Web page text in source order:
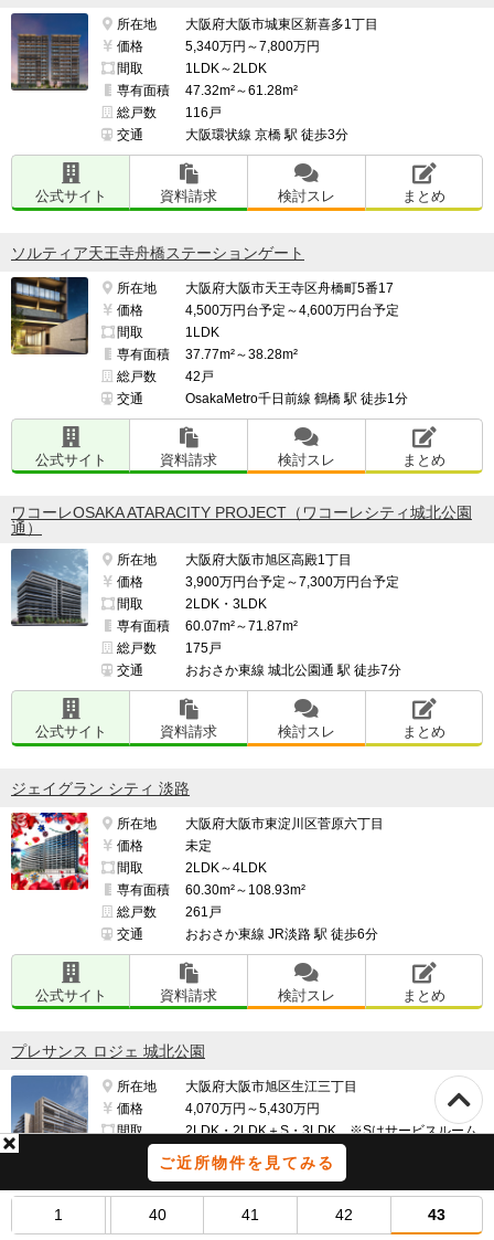
ご近所物件を見てみる
1 40 41 42 43
所在地
大阪府大阪市城東区新喜多1丁目
価格
5,340万円～7,800万円
間取
1LDK～2LDK
専有面積
47.32m²～61.28m²
総戸数
116戸
交通
大阪環状線 京橋 駅 徒歩3分
公式サイト 資料請求 検討スレ まとめ
ソルティア天王寺舟橋ステーションゲート
所在地
大阪府大阪市天王寺区舟橋町5番17
価格
4,500万円台予定～4,600万円台予定
間取
1LDK
専有面積
37.77m²～38.28m²
総戸数
42戸
交通
OsakaMetro千日前線 鶴橋 駅 徒歩1分
公式サイト 資料請求 検討スレ まとめ
ワコーレOSAKA ATARACITY PROJECT（ワコーレシティ城北公園
通）
所在地
大阪府大阪市旭区高殿1丁目
価格
3,900万円台予定～7,300万円台予定
間取
2LDK・3LDK
専有面積
60.07m²～71.87m²
総戸数
175戸
交通
おおさか東線 城北公園通 駅 徒歩7分
公式サイト 資料請求 検討スレ まとめ
ジェイグラン シティ 淡路
所在地
大阪府大阪市東淀川区菅原六丁目
価格
未定
間取
2LDK～4LDK
専有面積
60.30m²～108.93m²
総戸数
261戸
交通
おおさか東線 JR淡路 駅 徒歩6分
公式サイト 資料請求 検討スレ まとめ
プレサンス ロジェ 城北公園
所在地
大阪府大阪市旭区生江三丁目
価格
4,070万円～5,430万円
間取
2LDK・2LDK＋S・3LDK ※Sはサービスルーム
です。
専有面積
55.58m²～70.23m²
総戸数
212戸
おおさか東線 城北公園通 駅 徒歩10分